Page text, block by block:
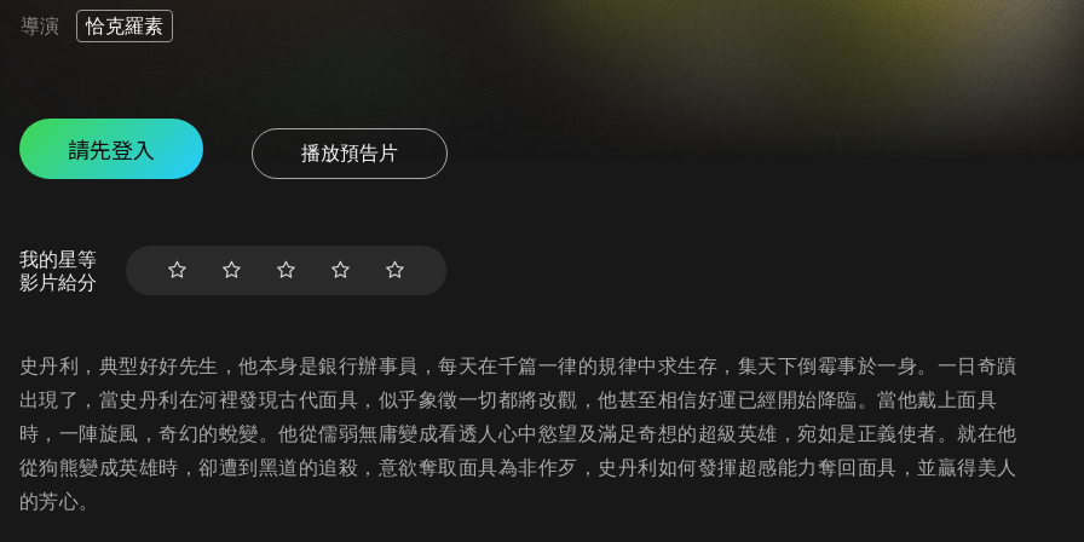
導演 恰克羅素
請先登入 播放預告片
我的星等
影片給分
史丹利，典型好好先生，他本身是銀行辦事員，每天在千篇一律的規律中求生存，集天下倒霉事於一身。一日奇蹟
出現了，當史丹利在河裡發現古代面具，似乎象徵一切都將改觀，他甚至相信好運已經開始降臨。當他戴上面具
時，一陣旋風，奇幻的蛻變。他從儒弱無庸變成看透人心中慾望及滿足奇想的超級英雄，宛如是正義使者。就在他
從狗熊變成英雄時，卻遭到黑道的追殺，意欲奪取面具為非作歹，史丹利如何發揮超感能力奪回面具，並贏得美人
的芳心。